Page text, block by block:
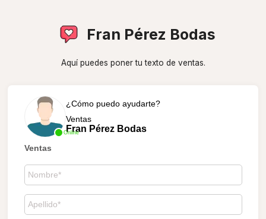
Fran Pérez Bodas
Aquí puedes poner tu texto de ventas.
Online
¿Cómo puedo ayudarte?
Ventas
Fran Pérez Bodas
Ventas